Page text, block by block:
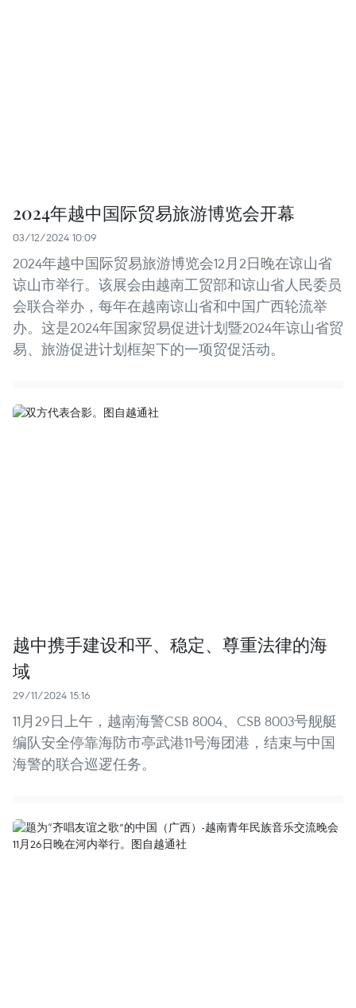
2024年越中国际贸易旅游博览会开幕
03/12/2024 10:09
2024年越中国际贸易旅游博览会12月2日晚在谅山省
谅山市举行。该展会由越南工贸部和谅山省人民委员
会联合举办，每年在越南谅山省和中国广西轮流举
办。这是2024年国家贸易促进计划暨2024年谅山省贸
易、旅游促进计划框架下的一项贸促活动。
越中携手建设和平、稳定、尊重法律的海
域
29/11/2024 15:16
11月29日上午，越南海警CSB 8004、CSB 8003号舰艇
编队安全停靠海防市亭武港11号海团港，结束与中国
海警的联合巡逻任务。